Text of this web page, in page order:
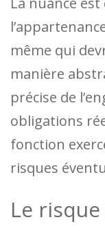
même qui
manière
précise de
obligations
fonction
risques
Le risque